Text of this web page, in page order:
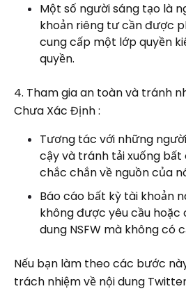
Một số người sáng tạo là
khoản riêng tư cần được
cung cấp một lớp quyền
quyền.
4. Tham gia an toàn và tránh
Chưa Xác Định :
Tương tác với những
cậy và tránh tải xuống
chắc chắn về nguồn của
Báo cáo bất kỳ tài khoản
không được yêu cầu hoặc
dung NSFW mà không có
Nếu bạn làm theo các bước
trách nhiệm về nội dung